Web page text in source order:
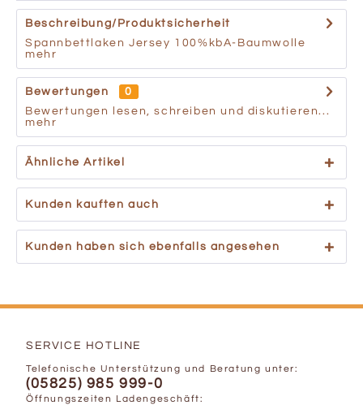
Beschreibung/Produktsicherheit
Spannbettlaken Jersey 100%kbA-Baumwolle
mehr
Bewertungen
0
Bewertungen lesen, schreiben und diskutieren...
mehr
Ähnliche Artikel
Kunden kauften auch
Kunden haben sich ebenfalls angesehen
SERVICE HOTLINE
Telefonische Unterstützung und Beratung unter:
(05825) 985 999-0
Öffnungszeiten Ladengeschäft: